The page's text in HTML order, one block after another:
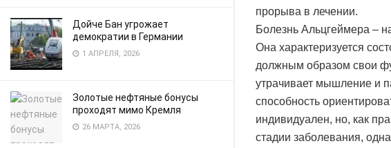
Дойче Бан угрожает
демократии в Германии
1 АПРЕЛЯ, 2026
Золотые нефтяные бонусы
проходят мимо Кремля
26 МАРТА, 2026
прорыва в лечении.
Болезнь Альцгеймера –
Она характеризуется
должным образом свои
утрачивает мышление и
способность
индивидуален, но, как
стадии заболевания,